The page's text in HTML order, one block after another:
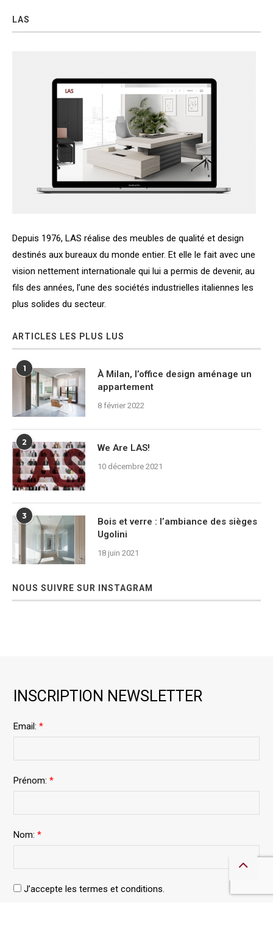
LAS
Depuis 1976, LAS réalise des meubles de qualité et design
destinés aux bureaux du monde entier. Et elle le fait avec une
vision nettement internationale qui lui a permis de devenir, au
fils des années, l’une des sociétés industrielles italiennes les
plus solides du secteur.
ARTICLES LES PLUS LUS
1
À Milan, l’office design aménage un
appartement
8 février 2022
2
We Are LAS!
10 décembre 2021
3
Bois et verre : l’ambiance des sièges
Ugolini
18 juin 2021
NOUS SUIVRE SUR INSTAGRAM
INSCRIPTION NEWSLETTER
Email:*
Prénom:*
Nom:*
J’accepte les termes et conditions.